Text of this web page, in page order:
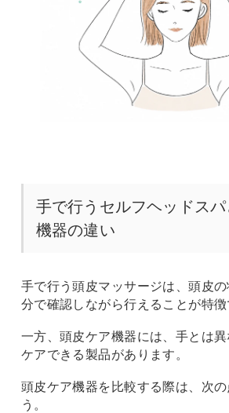
手で行うセルフヘッドス
機器の違い
手で行う頭皮マッサージは、頭皮
分で確認しながら行えることが特徴
一方、頭皮ケア機器には、手とは
ケアできる製品があります。
頭皮ケア機器を比較する際は、次の
う。